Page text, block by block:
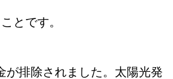
とです。
が排除されました。太陽光発